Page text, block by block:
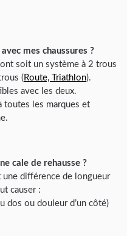
mes chaussures ?
soit un système à 2 trous
( Route, Triathlon).
avec les deux.
toutes les marques et
cale de rehausse ?
une différence de longueur
causer :
dos ou douleur d’un côté)